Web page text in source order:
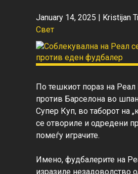
January 14, 2025 | Kristijan
Свет
По тешкиот пораз на
против Барселона во
Супер Куп, во таборот на
се отвориле и одредени
помеѓу играчите.
Имено, фудбалерите на
изразиле незадоволство